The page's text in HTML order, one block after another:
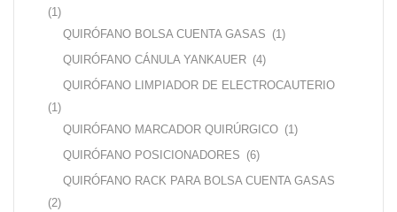
(1)
QUIRÓFANO BOLSA CUENTA GASAS (1)
QUIRÓFANO CÁNULA YANKAUER (4)
QUIRÓFANO LIMPIADOR DE ELECTROCAUTERIO
(1)
QUIRÓFANO MARCADOR QUIRÚRGICO (1)
QUIRÓFANO POSICIONADORES (6)
QUIRÓFANO RACK PARA BOLSA CUENTA GASAS
(2)